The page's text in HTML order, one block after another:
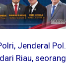
Jenderal Pol.
Riau, seorang